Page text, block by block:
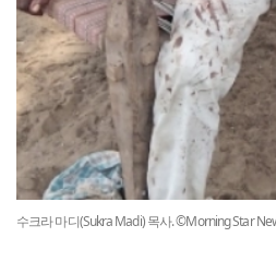
수크라 마디(Sukra Madi) 목사. ©Morning Star